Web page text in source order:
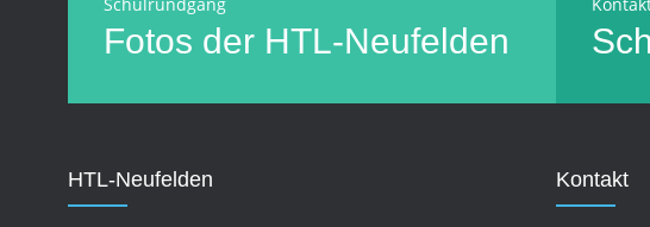
Fotos der HTL-Neufelden
HTL-Neufelden Kontakt